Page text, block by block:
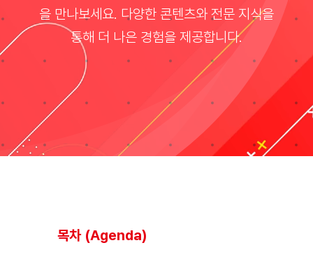
이벤트 & 세미나
블로그
자료실
기술지원
Search
을 만나보세요. 다양한 콘텐츠와 전문 지식을
통해 더 나은 경험을 제공합니다.
목차 (Agenda)